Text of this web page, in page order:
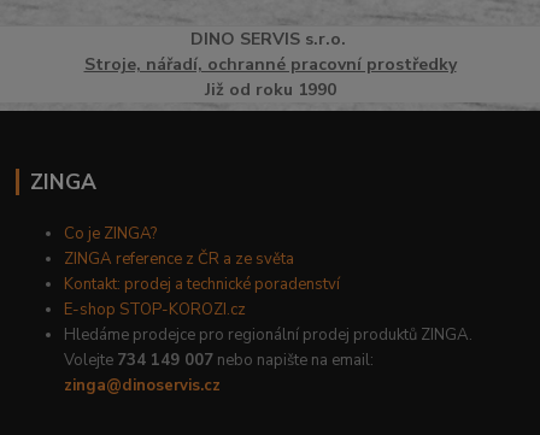
DINO SERVISs.r.o.
Stroje, nářadí, ochranné pracovní prostředky
Již od roku 1990
ZINGA
Co je ZINGA?
ZINGA reference z ČR a ze světa
Kontakt: prodej a technické poradenství
E-shop STOP-KOROZI.cz
Hledáme prodejce pro regionální prodej produktů ZINGA.
Volejte 734 149 007 nebo napište na email:
zinga@dinoservis.cz